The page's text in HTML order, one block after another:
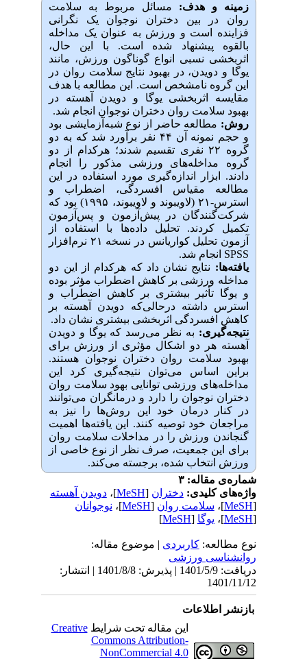
زمینه و هدف:مسائل مربوط به سلامت
روان در بین دختران نوجوان یک نگرانی
فزاینده است و ورزش به عنوان یک مداخله
بالقوه پیشنهاد شده است. با این حال،
اثربخشی نسبی انواع گوناگون ورزش، مانند
یوگا و دویدن، در بهبود نتایج سلامت روان در
این گروه نامشخص است. این مطالعه با هدف
مقایسه اثربخشی یوگا و دویدن آهسته در
بهبود سلامت روان دختران نوجوان انجام شد.
روش: مطالعه حاضر از نوع شبه‌آزمایشی بود
و حجم نمونه آن ۴۴ نفر برآورد شد که به دو
گروه ۲۲ نفری تقسیم شدند؛ هرکدام از دو
گروه مداخله‌های ورزشی مذکور را انجام
دادند. ابزار اندازه‌گیری مورد استفاده در این
مطالعه مقیاس افسردگی، اضطراب و
استرس-۲۱ (لاویبوند و لاویبوند، ۱۹۹۵) بود که
شرکت‌گنندگان در پیش‌‌آزمون و پس‌آزمون
تکمیل کردند. تحلیل داده‌ها با استفاده از
آزمون تحلیل کواریانس در نسخه ۲۱ نرم‌افزار
SPSS انجام شد.
یافته‌ها:نتایج نشان داد که هرکدام از این دو
مداخله ورزشی بر کاهش اضطراب مؤثر بوده
و یوگا تأثیر بیشتری بر کاهش اضطراب و
استرس داشته درحالی‌که دویدن آهسته بر
کاهش افسردگی اثربخشی بیشتری نشان داد.
نتیجه‌گیری: به نظر می‌رسد که یوگا و دویدن
آهسته هر دو اشکال مؤثری از ورزش برای
بهبود سلامت روان دختران نوجوان هستند.
براین اساس می‌توان نتیجه‌گیری کرد این
مداخله‌های ورزشی توانایی بهود سلامت روان
دختران نوجوان را دارد و درمانگران می‌توانند
در کنار درمان خود این روش‌ها را نیز به
مراجعان خود توصیه کنند.این یافته‌ها اهمیت
گنجاندن ورزش را در مداخلات سلامت روان
برای این جمعیت، صرف نظر از نوع خاصی از
ورزش انتخاب شده، برجسته می‌کند.
شماره‌ی مقاله: ۳
واژه‌های کلیدی:دختران [
MeSH]،دویدن آهسته
MeSH]،سلامت روان [
MeSH]،نوجوانان
MeSH]،یوگا[
MeSH
]
نوع مطالعه:كاربردی| موضوع مقاله:
روانشناسی ورزشی
دریافت: 1401/5/9 | پذیرش: 1401/8/8 | انتشار:
1401/11/12
بازنشر اطلاعات
این مقاله تحت شرایطCreative
Commons Attribution-
NonCommercial 4.0